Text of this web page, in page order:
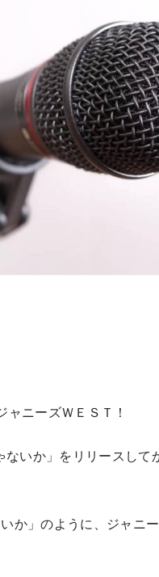
ニーズＷＥＳＴ！
いか」をリリースして
か」のように、ジャニ